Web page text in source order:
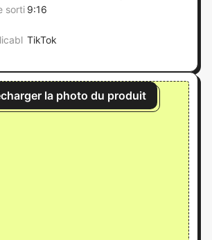
sorti 9:16
TikTok
la photo du produit